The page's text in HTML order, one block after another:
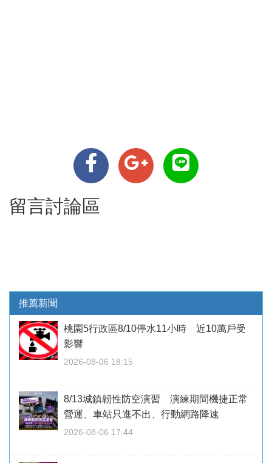
留言討論區
推薦新聞
桃園5行政區8/10停水11小時 近10萬戶受
影響
2026-08-06 18:15
8/13城鎮韌性防空演習 演練期間機捷正常
營運、車站只進不出、行動網路降速
2026-08-06 17:44